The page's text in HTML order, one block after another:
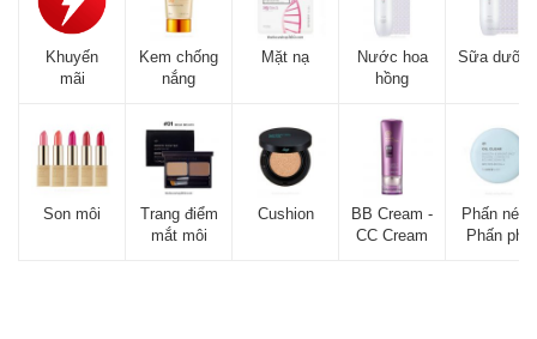
Khuyến
mãi
Kem chống
nắng
Mặt nạ
Nước hoa
hồng
Sữa
Son môi
Trang điểm
mắt môi
Cushion
BB Cream -
CC Cream
Phấn nén -
Phấn phủ